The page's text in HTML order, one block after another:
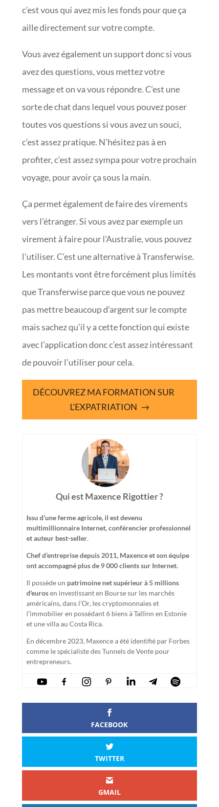
c’est vous qui avez mis les fonds pour que ça
aille directement sur votre compte.
Vous avez également un support donc si vous
avez des questions, vous mettez votre
message et on va vous répondre. C’est une
sorte de chat dans lequel vous pouvez poser
toutes vos questions si vous avez un souci,
c’est assez pratique. N’hésitez pas à en
profiter, c’est assez sympa pour votre prochain
voyage, pour avoir ça sous la main.
Ça permet également de faire des virements
vers l’étranger. Si vous avez par exemple un
virement à faire pour l’Australie, vous pouvez
l’utiliser. C’est une alternative à Transferwise.
Les montants vont être forcément plus limités
que Transferwise parce que vous ne pouvez
pas mettre beaucoup d’argent sur le compte
mais sachez qu’il y a cette fonction qui existe
avec l’application donc c’est assez intéressant
de pouvoir l’utiliser pour cela.
DÉCOUVREZ MA FORMATION SUR
L'EXPATRIATION
Qui est Maxence Rigottier ?
Issu d’une ferme agricole, il est devenu
multimillionnaire Internet, conférencier professionnel
et auteur best-seller.
Chef d’entreprise depuis 2011, Maxence et son équipe
ont accompagné plus de 9 000 clients sur Internet.
Il possède un patrimoine net supérieur à 5 millions
d'eurosen investissant en Bourse sur les marchés
américains, dans l'Or, les cryptomonnaies et
l'immobilier en possédant 6 biens à Tallinn en Estonie
et une villa au Costa Rica.
En décembre 2023, Maxence a été identifié par Forbes
comme le spécialiste des Tunnels de Vente pour
entrepreneurs.
FACEBOOK
TWITTER
GMAIL